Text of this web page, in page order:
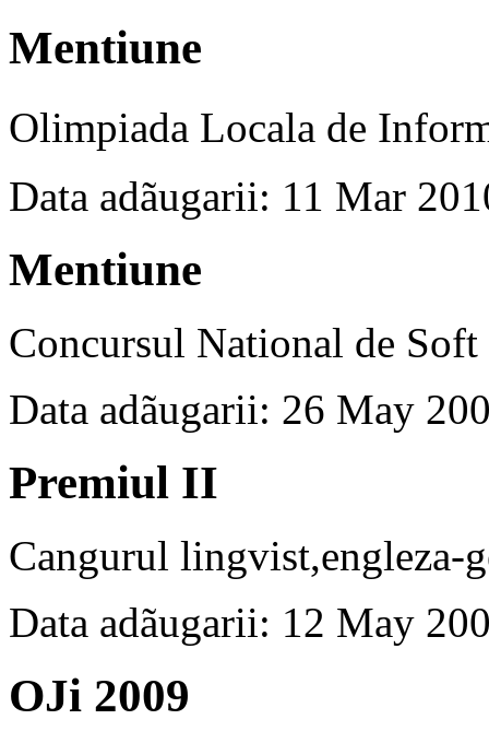
Mentiune
Olimpiada Locala de
Data adãugarii: 11 Mar
Mentiune
Concursul National de
Data adãugarii: 26 May
Premiul II
Cangurul lingvist,engleza-
Data adãugarii: 12 May
OJi 2009